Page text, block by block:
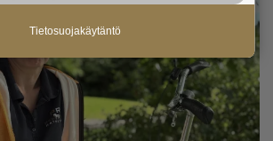
Tietosuojakäytäntö